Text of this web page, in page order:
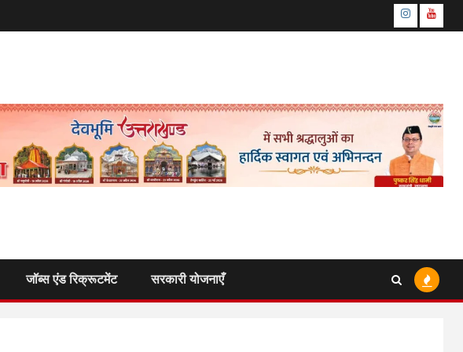
Instagram
जॉब्स एंड रिक्रूटमेंट सरकारी योजनाएँ